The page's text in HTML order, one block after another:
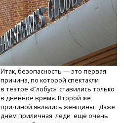
Итак, безопасность — это первая
причина, по которой спектакли
в театре «Глобус» ставились только
в дневное время. Второй же
причиной являлись женщины. Даже
днём приличная леди ещё очень